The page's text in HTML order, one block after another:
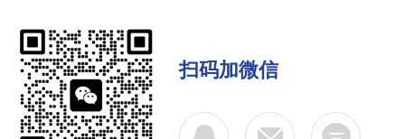
扫码加微信